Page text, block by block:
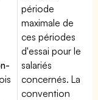
période
maximale de
ces périodes
d'essai pour les
salariés
concernés. La
convention